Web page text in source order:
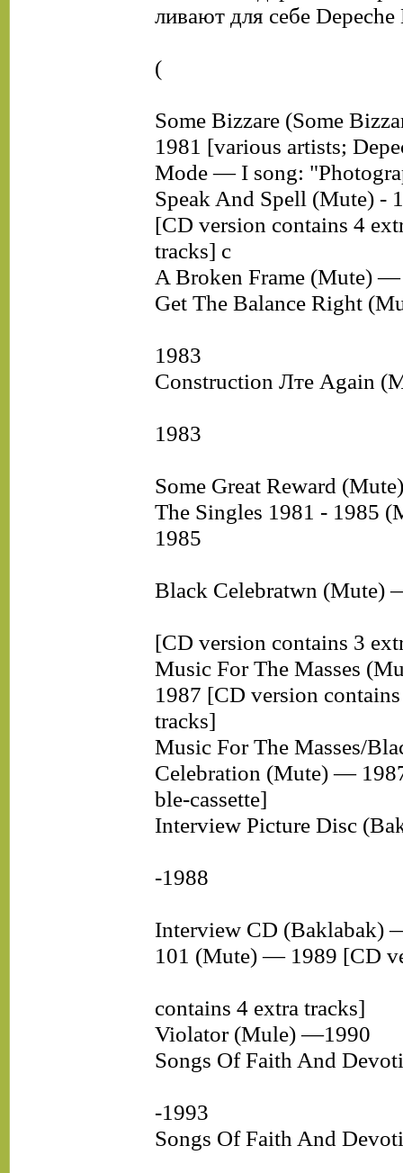
ливают для себе Depeche
(
Some Bizzare (Some
1981 [various artists;
Mode — I song:
Speak And Spell (Mute) -
[CD version contains 4
tracks] с
A Broken Frame (Mute) —
Get The Balance Right
1983
Construction Лте Again
1983
Some Great Reward
The Singles 1981 - 1985
1985
Black Celebratwn (Mute)
[CD version contains 3
Music For The Masses
1987 [CD version
tracks]
Music For The Masses/
Celebration (Mute) —
ble-cassette]
Interview Picture Disc
-1988
Interview CD (Baklabak)
101 (Mute) — 1989 [CD
contains 4 extra tracks]
Violator (Mule) —1990
Songs Of Faith And
-1993
Songs Of Faith And